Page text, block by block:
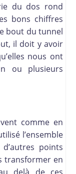
du dos rond
bons chiffres
bout du tunnel
il doit y avoir
nous ont
ou plusieurs
comme en
l’ensemble
points
transformer en
delà de ces